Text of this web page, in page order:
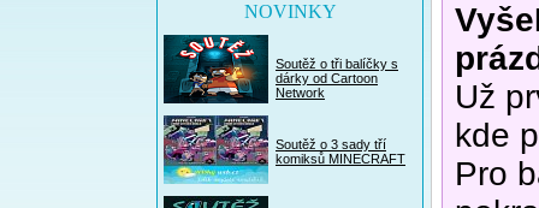
NOVINKY
Soutěž o tři balíčky s
dárky od Cartoon
Network
Soutěž o 3 sady tří
komiksů MINECRAFT
Už
kde
Pro